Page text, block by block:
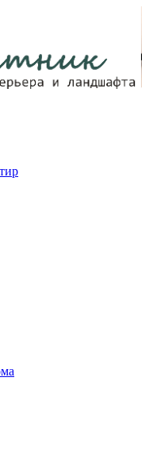
обустройство дома.